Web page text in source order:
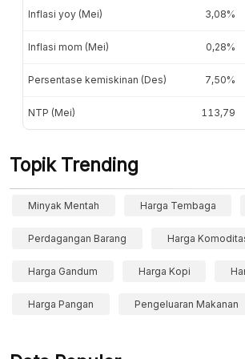
Inflasi yoy (Mei) 3,08%
Inflasi mom (Mei) 0,28%
Persentase kemiskinan (Des) 7,50%
NTP (Mei) 113,79
Topik Trending
Minyak Mentah Harga Tembaga
Perdagangan Barang Harga
Harga Gandum Harga Kopi
Harga Pangan Pengeluaran Makanan